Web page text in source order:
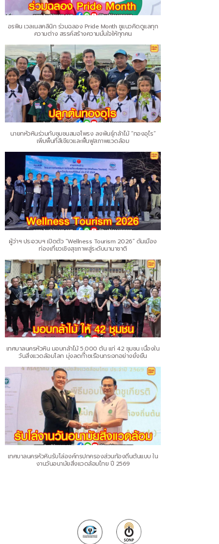
อรพิน เวลเนสคลินิก ร่วมฉลอง Pride Month ชูแนวคิดดูแลทุก
ความต่าง สรรค์สร้างความมั่นใจให้ทุกคน
นายกหัวหินร่วมกับชุมชนสมอโพรง ลงพันธุ์กล้าไม้ “ทองอุไร”
เพิ่มพื้นที่สีเขียวและฟื้นฟูสภาพแวดล้อม
ผู้ว่าฯ ประจวบฯ เปิดตัว “Wellness Tourism 2026” ดันเมือง
ท่องเที่ยวเชิงสุขภาพสู่ระดับนานาชาติ
เทศบาลนครหัวหิน มอบกล้าไม้ 5,000 ต้น แก่ 42 ชุมชน เนื่องใน
วันสิ่งแวดล้อมโลก มุ่งลดก๊าซเรือนกระจกอย่างยั่งยืน
เทศบาลนครหัวหินรับโล่องค์กรปกครองส่วนท้องถิ่นต้นแบบ ใน
งานวันอนามัยสิ่งแวดล้อมไทย ปี 2569